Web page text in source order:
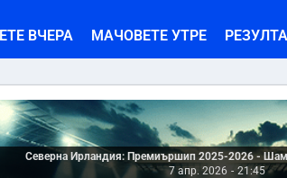
ВЧЕРА МАЧОВЕТЕ УТРЕ
Северна Ирландия: Премиършип 2025-2026 -
7 апр. 2026 - 21:45